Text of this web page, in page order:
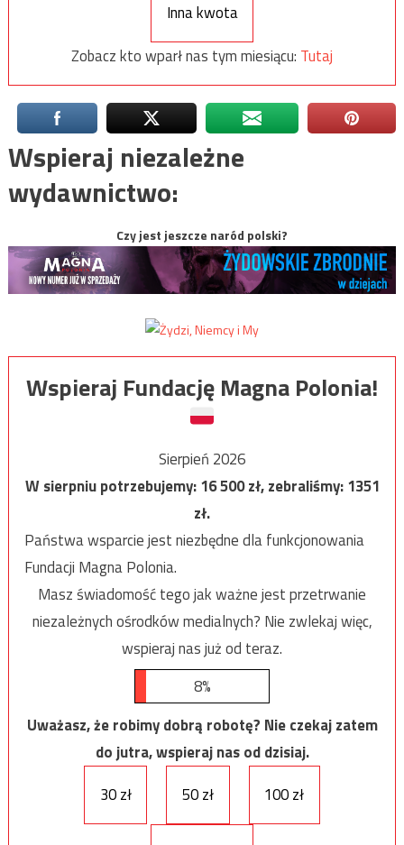
Inna kwota
Zobacz kto wparł nas tym miesiącu: Tutaj
Wspieraj niezależne
wydawnictwo:
Czy jest jeszcze naród polski?
Wspieraj Fundację Magna Polonia!
Sierpień 2026
W sierpniu potrzebujemy:16 500zł, zebraliśmy:1351
zł.
Państwa wsparcie jest niezbędne dla funkcjonowania
Fundacji Magna Polonia.
Masz świadomość tego jak ważne jest przetrwanie
niezależnych ośrodków medialnych? Nie zwlekaj więc,
wspieraj nas już od teraz.
8%
Uważasz, że robimy dobrą robotę? Nie czekaj zatem
do jutra, wspieraj nas od dzisiaj.
30 zł
50 zł 100 zł